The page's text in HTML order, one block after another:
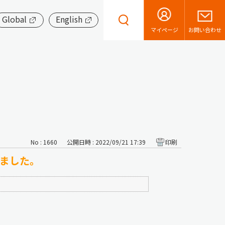
Global English
マイページ お問い合わせ
No : 1660 公開日時 : 2022/09/21 17:39 印刷
した。